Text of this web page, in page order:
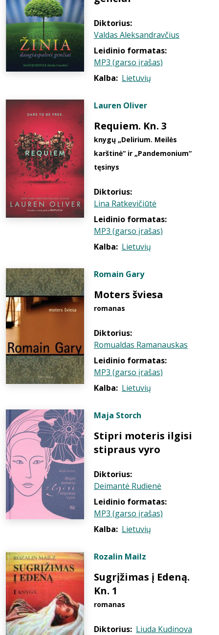
Diktorius:
Valdas Aleksandravčius
Leidinio formatas:
MP3 (garso įrašas)
Kalba: Lietuvių
Lauren Oliver
Requiem. Kn. 3
knygų „Delirium. Meilės
karštinė“ ir „Pandemonium“
tęsinys
Diktorius:
Lina Ratkevičiūtė
Leidinio formatas:
MP3 (garso įrašas)
Kalba: Lietuvių
Romain Gary
Moters šviesa
romanas
Diktorius:
Romualdas Ramanauskas
Leidinio formatas:
MP3 (garso įrašas)
Kalba: Lietuvių
Maja Storch
Stipri moteris ilgisi
stipraus vyro
Diktorius:
Deimantė Rudienė
Leidinio formatas:
MP3 (garso įrašas)
Kalba: Lietuvių
Rozalin Mailz
Sugrįžimas į Edeną.
Kn. 1
romanas
Diktorius: Liuda Kudinova